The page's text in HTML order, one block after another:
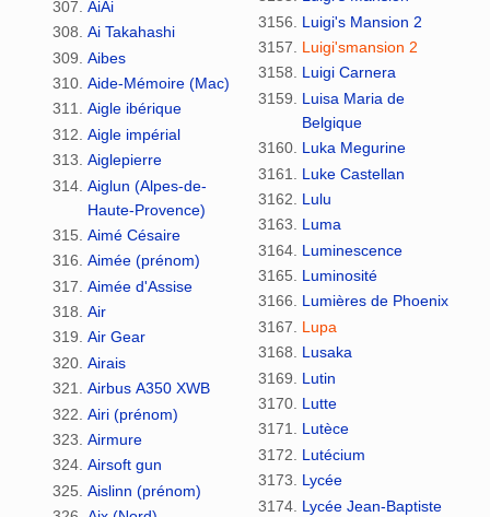
AiAi
Ai Takahashi
Aibes
Aide-Mémoire (Mac)
Aigle ibérique
Aigle impérial
Aiglepierre
Aiglun (Alpes-de-
Haute-Provence)
Aimé Césaire
Aimée (prénom)
Aimée d'Assise
Air
Air Gear
Airais
Airbus A350 XWB
Airi (prénom)
Airmure
Airsoft gun
Aislinn (prénom)
Luigi's Mansion 2
Luigi'smansion 2
Luigi Carnera
Luisa Maria de
Belgique
Luka Megurine
Luke Castellan
Lulu
Luma
Luminescence
Luminosité
Lumières de Phoenix
Lupa
Lusaka
Lutin
Lutte
Lutèce
Lutécium
Lycée
Lycée Jean-Baptiste